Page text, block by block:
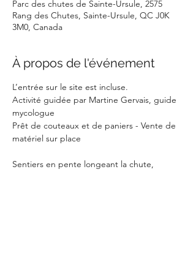
Parc des chutes de Sainte-Ursule, 2575
Rang des Chutes, Sainte-Ursule, QC J0K
3M0, Canada
À propos de l'événement
L’entrée sur le site est incluse.
Activité guidée par Martine Gervais, guide
mycologue
Prêt de couteaux et de paniers - Vente de
matériel sur place
Sentiers en pente longeant la chute,